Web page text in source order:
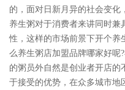
的，面对日新月异的社会变化
养生粥对于消费者来讲同时
性，这样的市场前景下开个养
么养生粥店加盟品牌哪家好呢
的粥员外自然是创业者开店的
于接受的优势，在众多城市地